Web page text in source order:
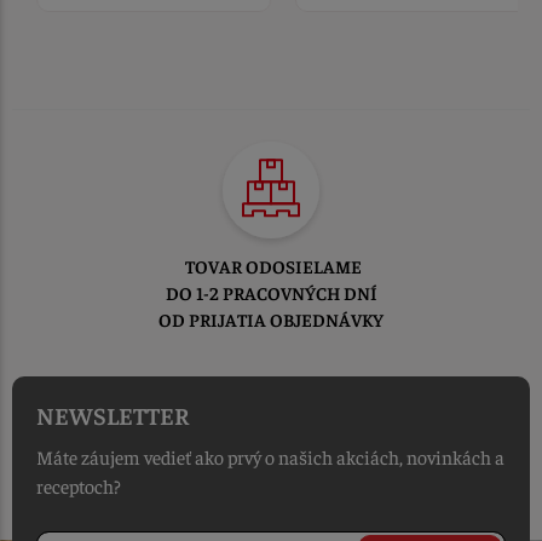
TOVAR ODOSIELAME
DO 1-2 PRACOVNÝCH DNÍ
OD PRIJATIA OBJEDNÁVKY
NEWSLETTER
Máte záujem vedieť ako prvý o našich akciách, novinkách a
receptoch?